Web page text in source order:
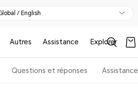
/ English
Autres Assistance Explorer
Questions et réponses Assistance